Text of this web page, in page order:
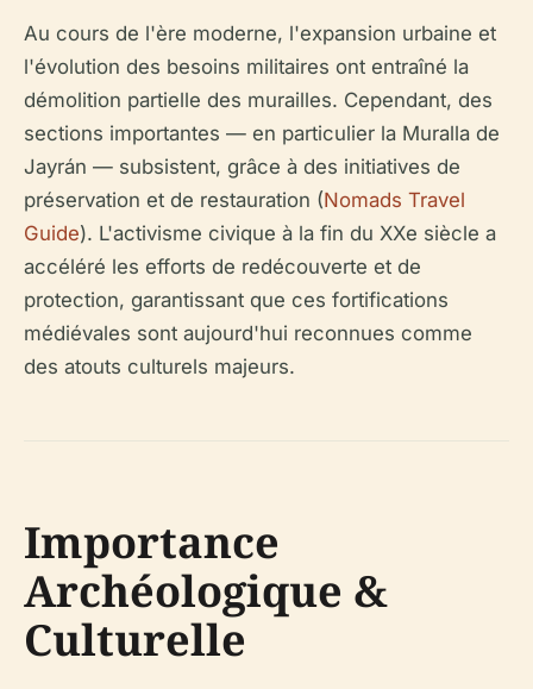
Au cours de l'ère moderne, l'expansion urbaine et
l'évolution des besoins militaires ont entraîné la
démolition partielle des murailles. Cependant, des
sections importantes — en particulier la Muralla de
Jayrán — subsistent, grâce à des initiatives de
préservation et de restauration (Nomads Travel
Guide). L'activisme civique à la fin du XXe siècle a
accéléré les efforts de redécouverte et de
protection, garantissant que ces fortifications
médiévales sont aujourd'hui reconnues comme
des atouts culturels majeurs.
Importance
Archéologique &
Culturelle